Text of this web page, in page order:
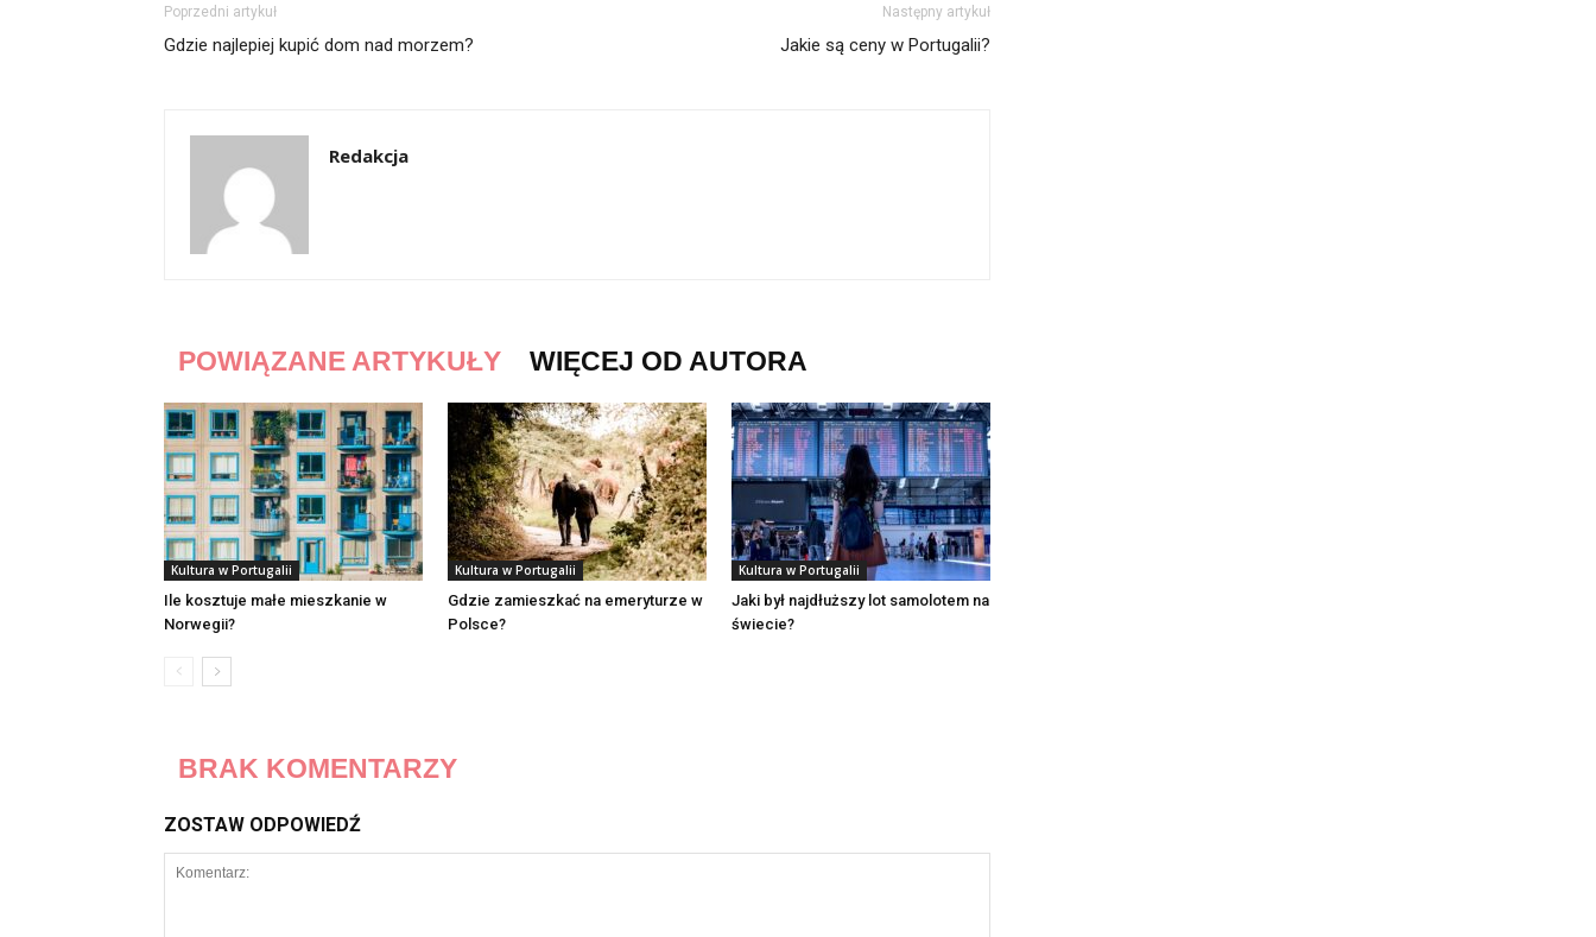
Poprzedni artykuł
Gdzie najlepiej kupić dom nad morzem?
Następny artykuł
Jakie są ceny w Portugalii?
Redakcja
POWIĄZANE ARTYKUŁY WIĘCEJ OD AUTORA
Kultura w Portugalii
Ile kosztuje małe mieszkanie w
Norwegii?
Kultura w Portugalii
Gdzie zamieszkać na emeryturze w
Polsce?
Kultura w Portugalii
Jaki był najdłuższy lot samolotem na
świecie?
BRAK KOMENTARZY
ZOSTAW ODPOWIEDŹ